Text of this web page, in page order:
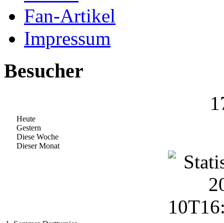
Fan-Artikel
Impressum
Besucher
Heute
Gestern
Diese Woche
Dieser Monat